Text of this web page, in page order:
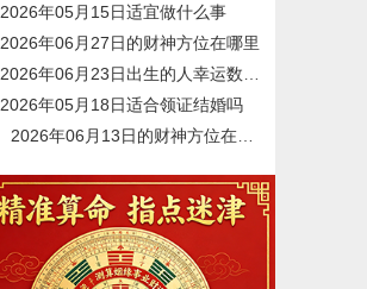
2026年05月15日适宜做什么事
2026年06月27日的财神方位在哪里
2026年06月23日出生的人幸运数字是什么
2026年05月18日适合领证结婚吗
2026年06月13日的财神方位在哪里